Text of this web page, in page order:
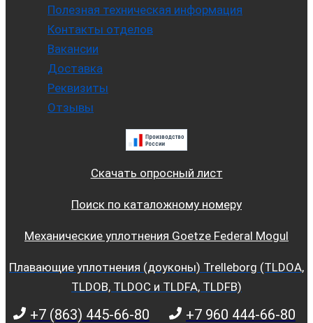
Полезная техническая информация
Контакты отделов
Вакансии
Доставка
Реквизиты
Отзывы
Скачать опросный лист
Поиск по каталожному номеру
Механические уплотнения Goetze Federal Mogul
Плавающие уплотнения (доуконы) Trelleborg (TLDOA,
TLDOB, TLDOC и TLDFA, TLDFB)
+7 (863) 445-66-80 +7 960 444-66-80